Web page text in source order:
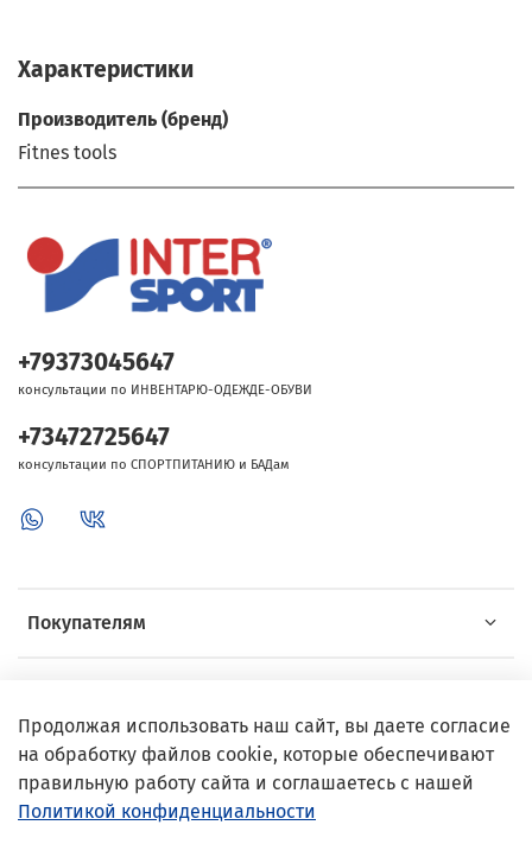
Характеристики
Производитель (бренд)
Fitnes tools
Покупателям
Выгодные предложения
+79373045647
консультации по ИНВЕНТАРЮ-ОДЕЖДЕ-ОБУВИ
+73472725647
консультации по СПОРТПИТАНИЮ и БАДам
Продолжая использовать наш сайт, вы даете согласие
на обработку файлов cookie, которые обеспечивают
правильную работу сайта и соглашаетесь с нашей
Политикой конфиденциальности